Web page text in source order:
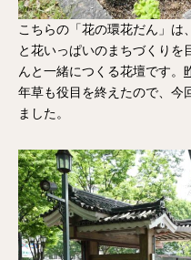
こちらの「花の環花だん」は
と花いっぱいのまちづくりを
んと一緒につくる花壇です。
年草も役目を終えたので、今
ました。